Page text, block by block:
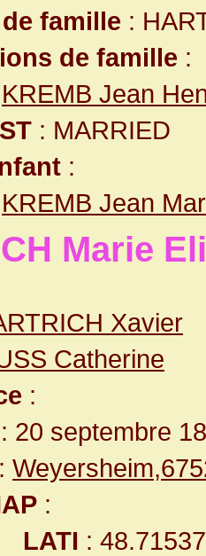
famille :
de famille :
KREMB Jean
: MARRIED
:
KREMB Jean
Marie
Xavier
Catherine
:
: 20 septembre
:
:
LATI :